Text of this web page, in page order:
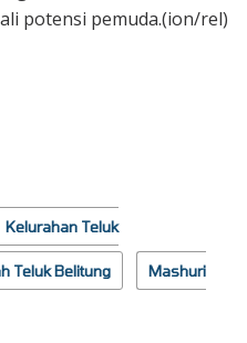
potensi pemuda.(ion/rel)
Kelurahan Teluk
Teluk Belitung Mashuri